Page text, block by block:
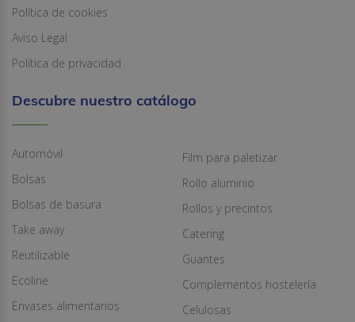
Política de cookies
Aviso Legal
Política de privacidad
Descubre nuestro catálogo
Automóvil
Bolsas
Bolsas de basura
Take away
Reutilizable
Ecoline
Envases alimentarios
Film para paletizar
Rollo aluminio
Rollos y precintos
Catering
Guantes
Complementos hostelería
Celulosas